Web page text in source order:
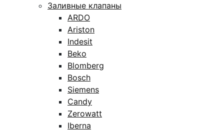
Заливные клапаны
ARDO
Ariston
Indesit
Beko
Blomberg
Bosch
Siemens
Candy
Zerowatt
Iberna